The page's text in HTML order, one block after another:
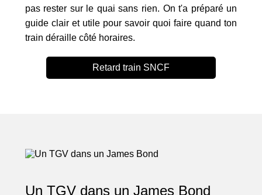
pas rester sur le quai sans rien. On t'a préparé un
guide clair et utile pour savoir quoi faire quand ton
train déraille côté horaires.
Retard train SNCF
Un TGV dans un James Bond